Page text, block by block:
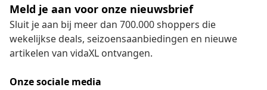
Meld je aan voor onze nieuwsbrief
Sluit je aan bij meer dan 700.000 shoppers die
wekelijkse deals, seizoensaanbiedingen en nieuwe
artikelen van vidaXL ontvangen.
Onze sociale media